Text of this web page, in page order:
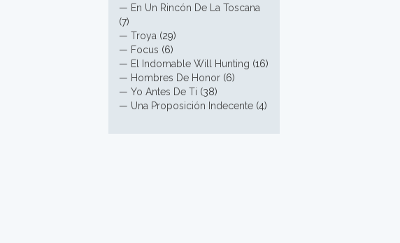
— En Un Rincón De La Toscana
(7)
— Troya (29)
— Focus (6)
— El Indomable Will Hunting (16)
— Hombres De Honor (6)
— Yo Antes De Ti (38)
— Una Proposición Indecente (4)